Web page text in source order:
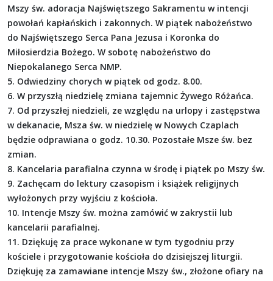
Mszy św. adoracja Najświętszego Sakramentu w intencji
powołań kapłańskich i zakonnych. W piątek nabożeństwo
do Najświętszego Serca Pana Jezusa i Koronka do
Miłosierdzia Bożego. W sobotę nabożeństwo do
Niepokalanego Serca NMP.
5. Odwiedziny chorych w piątek od godz. 8.00.
6. W przyszłą niedzielę zmiana tajemnic Żywego Różańca.
7. Od przyszłej niedzieli, ze względu na urlopy i zastępstwa
w dekanacie, Msza św. w niedzielę w Nowych Czaplach
będzie odprawiana o godz. 10.30. Pozostałe Msze św. bez
zmian.
8. Kancelaria parafialna czynna w środę i piątek po Mszy św.
9. Zachęcam do lektury czasopism i książek religijnych
wyłożonych przy wyjściu z kościoła.
10. Intencje Mszy św. można zamówić w zakrystii lub
kancelarii parafialnej.
11. Dziękuję za prace wykonane w tym tygodniu przy
kościele i przygotowanie kościoła do dzisiejszej liturgii.
Dziękuję za zamawiane intencje Mszy św., złożone ofiary na